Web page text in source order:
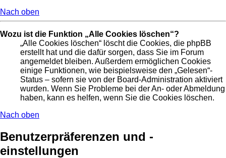
Nach oben
Wozu ist die Funktion „Alle Cookies löschen“?
„Alle Cookies löschen“ löscht die Cookies, die phpBB
erstellt hat und die dafür sorgen, dass Sie im Forum
angemeldet bleiben. Außerdem ermöglichen Cookies
einige Funktionen, wie beispielsweise den „Gelesen“-
Status – sofern sie von der Board-Administration aktiviert
wurden. Wenn Sie Probleme bei der An- oder Abmeldung
haben, kann es helfen, wenn Sie die Cookies löschen.
Nach oben
Benutzerpräferenzen und -
einstellungen